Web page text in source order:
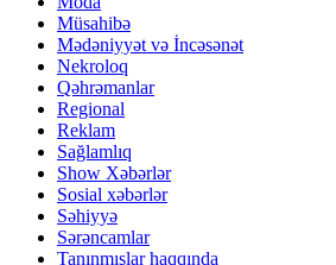
Müsahibə
Mədəniyyət və İncəsənət
Nekroloq
Qəhrəmanlar
Regional
Reklam
Sağlamlıq
Show Xəbərlər
Sosial xəbərlər
Səhiyyə
Sərəncamlar
Tanınmışlar haqqında